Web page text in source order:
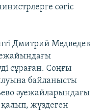
сөгіс
Дмитрий Медведев
сұраған. Соңғы
байланысты
әуежайларындағы
жүздеген